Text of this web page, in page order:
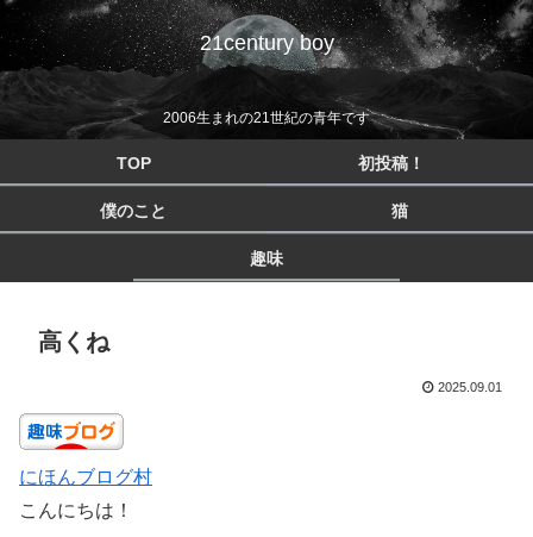
21century boy
2006生まれの21世紀の青年です
TOP 初投稿！
僕のこと 猫
趣味
高くね
2025.09.01
にほんブログ村
こんにちは！